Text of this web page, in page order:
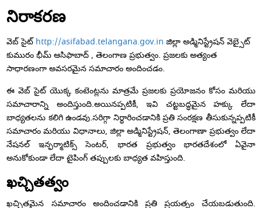
నిరాకరణ
వెబ్ సైట్http://asifabad.telangana.gov.in జిల్లా అడ్మినిస్ట్రేషన్ వెబ్సైట్
కుమురం భీమ్ ఆసిఫాబాద్ , తెలంగాణ ప్రభుత్వం. ప్రజలకు అత్యంత
సాధారణంగా అవసరమైన సమాచారం అందించడం.
ఈ వెబ్ సైట్ యొక్క కంటెంట్లను మాత్రమే ప్రజలకు ప్రయోజనం కోసం మరియు
సమాచారాన్ని అందిస్తుంది.అయినప్పటికీ, ఇవి చట్టబద్ధమైన హక్కు లేదా
బాధ్యతలను కలిగి ఉండవు.సరిగ్గా నిర్ధారించడానికి ప్రతి సంరక్షణ తీసుకున్నప్పటికీ
సమాచారం మరియు విధానాలు, జిల్లా అడ్మినిస్ట్రేషన్, తెలంగాణా ప్రభుత్వం లేదా
నేషనల్ ఇన్ఫర్మాటిక్స్ సెంటర్, భారత ప్రభుత్వం భారతదేశంలో ఏవైనా
అనుకోకుండా లేదా టైపింగ్ తప్పులకు బాధ్యత వహిస్తుంది.
ఖచ్చితత్వం
ఖచ్చితమైన సమాచారం అందించడానికి ప్రతి ప్రయత్నం చేయబడుతుంది.